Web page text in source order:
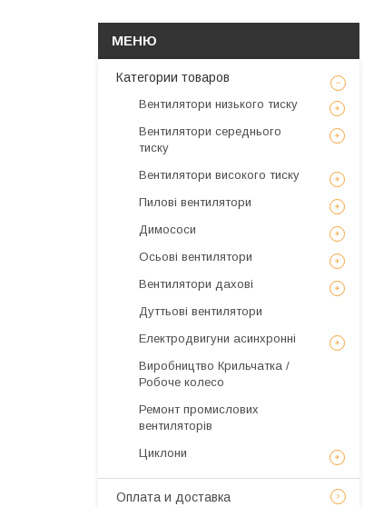
Категории товаров
Вентилятори низького тиску
Вентилятори середнього
тиску
Вентилятори високого тиску
Пилові вентилятори
Димососи
Осьові вентилятори
Вентилятори дахові
Дуттьові вентилятори
Електродвигуни асинхронні
Виробництво Крильчатка /
Робоче колесо
Ремонт промислових
вентиляторів
Циклони
Оплата и доставка